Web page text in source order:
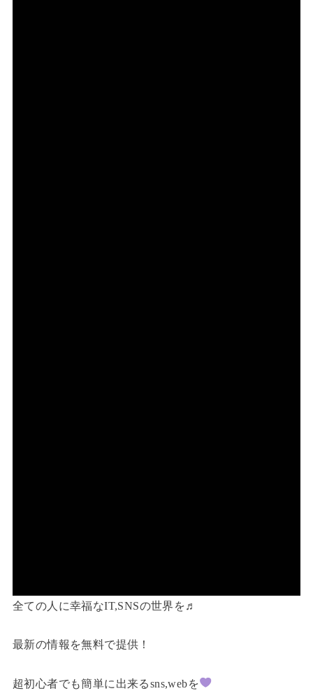
全ての人に幸福なIT,SNSの世界を♬
最新の情報を無料で提供！
超初心者でも簡単に出来るsns,webを